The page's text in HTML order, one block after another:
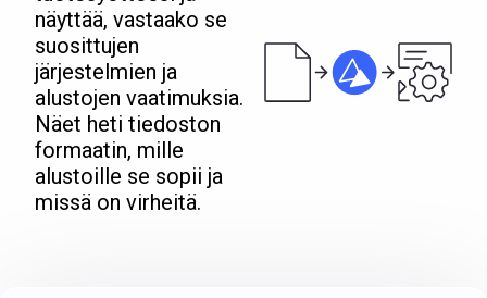
näyttää, vastaako se
suosittujen
järjestelmien ja
alustojen vaatimuksia.
Näet heti tiedoston
formaatin, mille
alustoille se sopii ja
missä on virheitä.